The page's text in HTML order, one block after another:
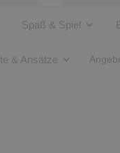
Spaß & Spiel
& Ansätze